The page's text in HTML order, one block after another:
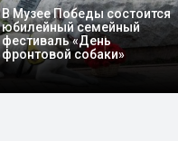
В Музее Победы состоится
юбилейный семейный
фестиваль «День
фронтовой собаки»